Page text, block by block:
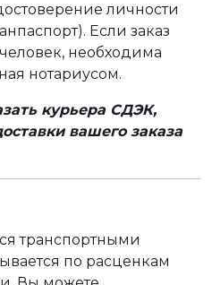
личности
Если заказ
необходима
нотариусом.
курьера СДЭК,
вашего заказа
транспортными
по расценкам